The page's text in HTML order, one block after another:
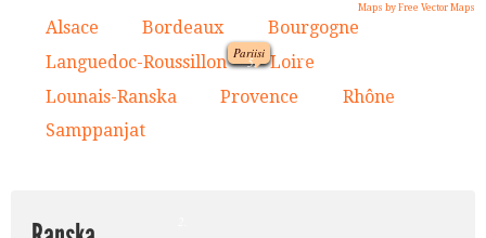
Pariisi
1.
9.
Maps by Free Vector Maps
Alsace Bordeaux Bourgogne
Languedoc-Roussillon 5. Loire
Lounais-Ranska Provence Rhône
Samppanjat